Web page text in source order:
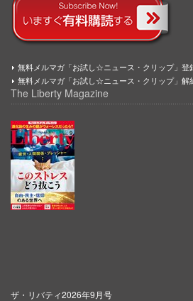
無料メルマガ「お試し☆ニュース・クリップ」登
無料メルマガ「お試し☆ニュース・クリップ」解
The Liberty Magazine
ザ・リバティ2026年9月号